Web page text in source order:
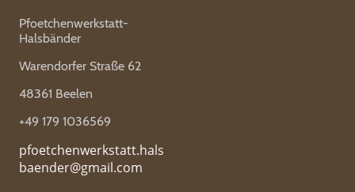
Pfoetchenwerkstatt-
Halsbänder
Warendorfer Straße 62
48361 Beelen
+49 179 1036569
pfoetchenwerkstatt.hals
baender@gmail.com